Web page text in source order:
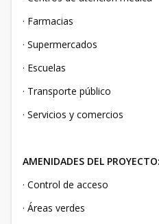
· Farmacias
· Supermercados
· Escuelas
· Transporte público
· Servicios y comercios
AMENIDADES DEL PROYECTO:
· Control de acceso
· Áreas verdes